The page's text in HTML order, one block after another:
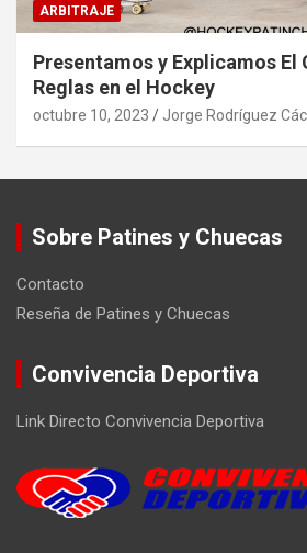
ARBITRAJE
Presentamos y Explicamos El
Reglas en el Hockey
octubre 10, 2023 Jorge Rodríguez
Sobre Patines y Chuecas
Contacto
Reseña de Patines y Chuecas
Convivencia Deportiva
Link Directo Convivencia Deportiva